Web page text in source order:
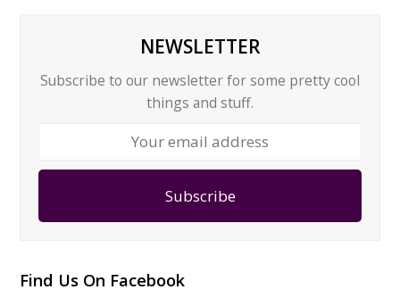
NEWSLETTER
Subscribe to our newsletter for some pretty cool
things and stuff.
Subscribe
Find Us On Facebook